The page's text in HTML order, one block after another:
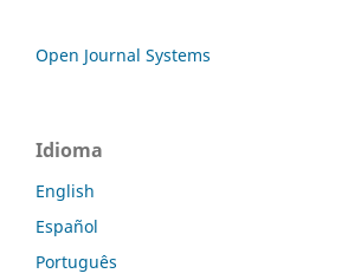
Open Journal Systems
Idioma
English
Español
Português